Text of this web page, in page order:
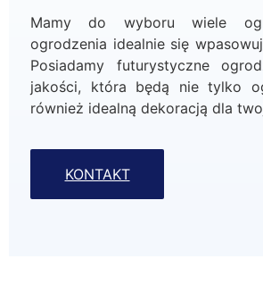
Mamy do wyboru wiele
ogrodzenia idealnie się
Posiadamy futurystyczne
jakości, która będą nie tylko
również idealną dekoracją dla
KONTAKT